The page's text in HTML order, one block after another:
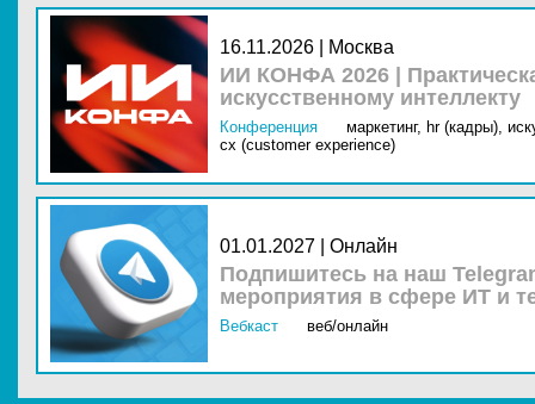
16.11.2026 | Москва
ИИ КОНФА 2026 |
искусственному интеллекту
Конференция маркетинг, hr (кадры),
cx (customer experience)
01.01.2027 | Онлайн
Подпишитесь на наш
мероприятия в сфере ИТ и
Вебкаст веб/онлайн